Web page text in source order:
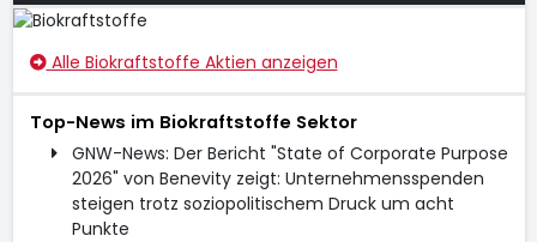
Alle Biokraftstoffe Aktien anzeigen
Top-News im Biokraftstoffe Sektor
GNW-News: Der Bericht "State of Corporate Purpose
2026" von Benevity zeigt: Unternehmensspenden
steigen trotz soziopolitischem Druck um acht
Punkte